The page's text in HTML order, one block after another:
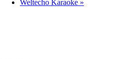
Weltecho Karaoke »